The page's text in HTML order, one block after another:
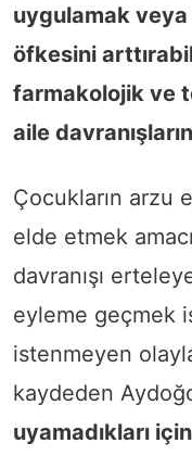
uygulamak
öfkesini
farmakolojik ve
aile
Çocukların arzu
elde etmek
davranışı
eyleme geçmek
istenmeyen
kaydeden
uyamadıkları